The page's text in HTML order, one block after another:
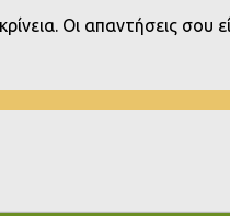
Οι απαντήσεις